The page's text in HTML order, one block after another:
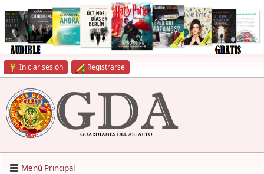
Iniciar sesión Registrarse
Menú Principal